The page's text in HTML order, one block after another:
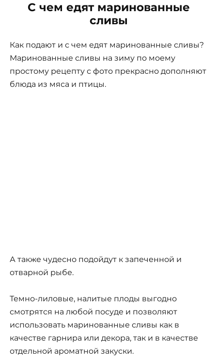
С чем едят маринованные
сливы
Как подают и с чем едят маринованные сливы?
Маринованные сливы на зиму по моему
простому рецепту с фото прекрасно дополняют
блюда из мяса и птицы.
А также чудесно подойдут к запеченной и
отварной рыбе.
Темно-лиловые, налитые плоды выгодно
смотрятся на любой посуде и позволяют
использовать маринованные сливы как в
качестве гарнира или декора, так и в качестве
отдельной ароматной закуски.